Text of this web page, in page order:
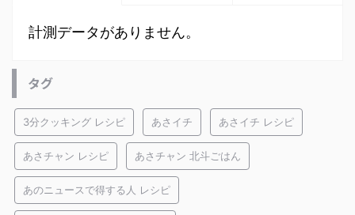
計測データがありません。
タグ
3分クッキング レシピ あさイチ あさイチ レシピ
あさチャン レシピ あさチャン 北斗ごはん
あのニュースで得する人 レシピ